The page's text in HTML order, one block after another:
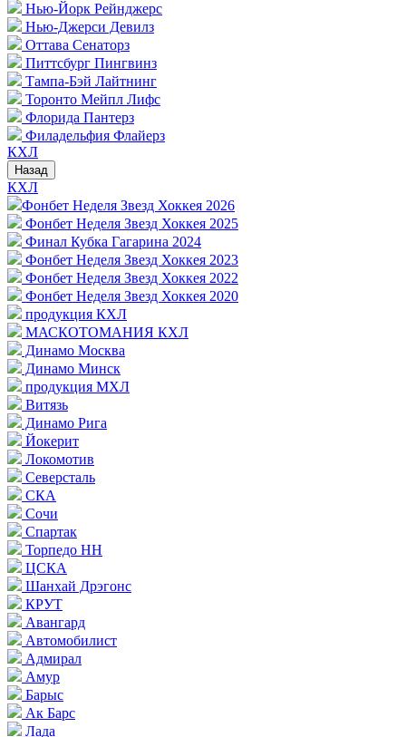
Нью-Йорк Рейнджерс
Нью-Джерси Девилз
Оттава Сенаторз
Питтсбург Пингвинз
Тампа-Бэй Лайтнинг
Торонто Мейпл Лифс
Флорида Пантерз
Филадельфия Флайерз
КХЛ
Назад
КХЛ
Фонбет Неделя Звезд Хоккея 2026
Фонбет Неделя Звезд Хоккея 2025
Финал Кубка Гагарина 2024
Фонбет Неделя Звезд Хоккея 2023
Фонбет Неделя Звезд Хоккея 2022
Фонбет Неделя Звезд Хоккея 2020
продукция КХЛ
МАСКОТОМАНИЯ КХЛ
Динамо Москва
Динамо Минск
продукция МХЛ
Витязь
Динамо Рига
Йокерит
Локомотив
Северсталь
СКА
Сочи
Спартак
Торпедо НН
ЦСКА
Шанхай Дрэгонс
КРУТ
Авангард
Автомобилист
Адмирал
Амур
Барыс
Ак Барс
Лада